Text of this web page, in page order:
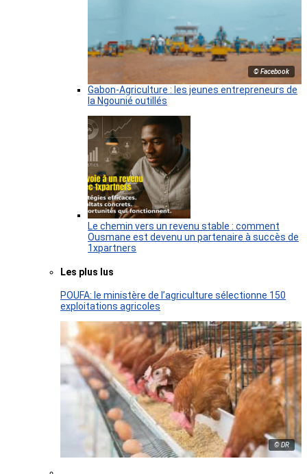
© Facebook
Gabon-Agriculture : les jeunes entrepreneurs de
la Ngounié outillés
Le chemin vers un revenu stable : comment
Ousmane est devenu un partenaire à succès de
1xpartners
Les plus lus
POUFA: le ministère de l’agriculture sélectionne 150
exploitations agricoles
© DR